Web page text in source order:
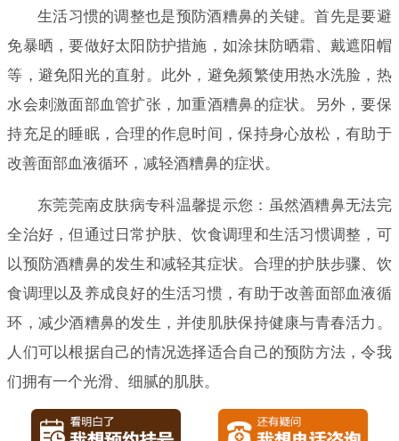
生活习惯的调整也是预防酒糟鼻的关键。首先是要避
免暴晒，要做好太阳防护措施，如涂抹防晒霜、戴遮阳帽
等，避免阳光的直射。此外，避免频繁使用热水洗脸，热
水会刺激面部血管扩张，加重酒糟鼻的症状。另外，要保
持充足的睡眠，合理的作息时间，保持身心放松，有助于
改善面部血液循环，减轻酒糟鼻的症状。
东莞莞南皮肤病专科温馨提示您：虽然酒糟鼻无法完
全治好，但通过日常护肤、饮食调理和生活习惯调整，可
以预防酒糟鼻的发生和减轻其症状。合理的护肤步骤、饮
食调理以及养成良好的生活习惯，有助于改善面部血液循
环，减少酒糟鼻的发生，并使肌肤保持健康与青春活力。
人们可以根据自己的情况选择适合自己的预防方法，令我
们拥有一个光滑、细腻的肌肤。